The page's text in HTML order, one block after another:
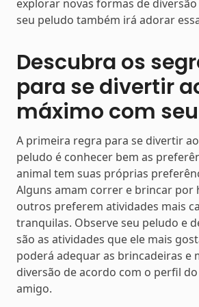
explorar novas formas de
seu peludo também irá adorar
Descubra os
para se divertir
máximo com
A primeira regra para se divertir
peludo é conhecer bem as
animal tem suas próprias
Alguns amam correr e brincar por
outros preferem atividades mais
tranquilas. Observe seu peludo e
são as atividades que ele mais
poderá adequar as brincadeiras e
diversão de acordo com o perfil
amigo.